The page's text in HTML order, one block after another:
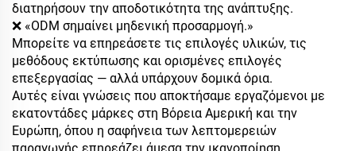
διατηρήσουν την αποδοτικότητα της ανάπτυξης.
❌ «ODM σημαίνει μηδενική προσαρμογή.»
Μπορείτε να επηρεάσετε τις επιλογές υλικών, τις
μεθόδους εκτύπωσης και ορισμένες επιλογές
επεξεργασίας — αλλά υπάρχουν δομικά όρια.
Αυτές είναι γνώσεις που αποκτήσαμε εργαζόμενοι με
εκατοντάδες μάρκες στη Βόρεια Αμερική και την
Ευρώπη, όπου η σαφήνεια των λεπτομερειών